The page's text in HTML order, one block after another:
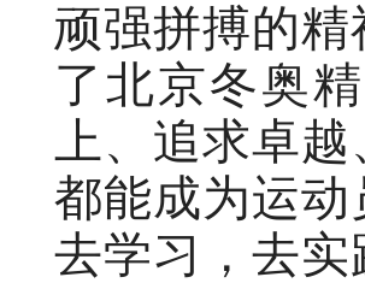
顽强拼搏的
了北京冬奥
上、追求卓
都能成为运
去学习，去